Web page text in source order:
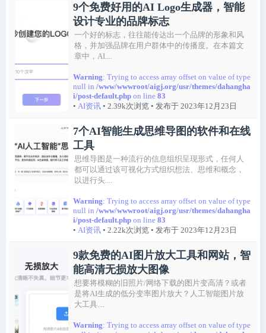
9个免费好用的AI Logo生成器，智能
设计专业的品牌标志
一个好的标志，往往能传达出一个品牌的形象和风
格，并加强品牌在用户群体中的传播度。在本篇文
章中，AI....
Warning: Trying to access array offset on value of type
null in /www/wwwroot/aigj.org/usr/themes/dahangha
i/post-default.phpon line 83
• AI资讯• 2.39k次浏览• 发布于 2023年12月23日
7个AI智能生成思维导图的软件和在线
工具
思维导图是一种流行的信息组织呈现形式，任何人
都可以通过该可视化方式组织想法、思维和概念，
以进行头....
Warning: Trying to access array offset on value of type
null in /www/wwwroot/aigj.org/usr/themes/dahangha
i/post-default.phpon line 83
• AI资讯• 2.22k次浏览• 发布于 2023年12月23日
9款免费的AI图片放大工具和网站，智
能高清无损放大图像
想要将模糊的旧照片/网络下载的图片变高清？或者
是将AI生成的低分变率图片放大？人工智能图片放
大工具....
Warning: Trying to access array offset on value of type